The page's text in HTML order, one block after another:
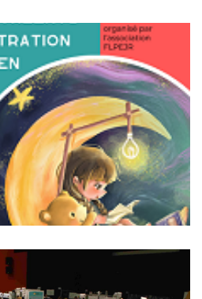
9 mars
Germain-lès-Arpajon
savoir plus